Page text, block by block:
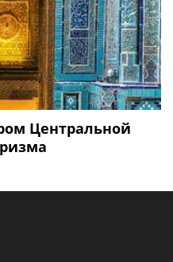
Центральной